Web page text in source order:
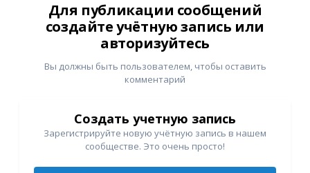
Для публикации сообщений
создайте учётную запись или
авторизуйтесь
Вы должны быть пользователем, чтобы оставить
комментарий
Создать учетную запись
Зарегистрируйте новую учётную запись в нашем
сообществе. Это очень просто!